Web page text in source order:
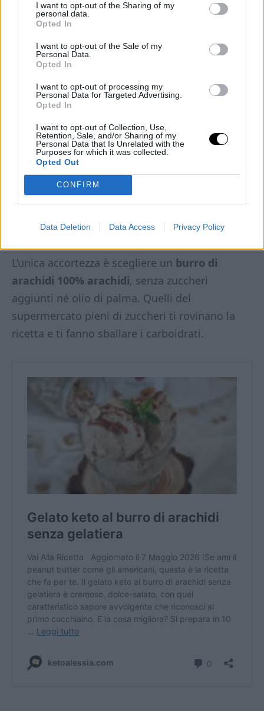
I want to opt-out of the Sharing of my
personal data.
Opted In
I want to opt-out of the Sale of my
Personal Data.
Opted In
I want to opt-out of processing my
Personal Data for Targeted Advertising.
Opted In
I want to opt-out of Collection, Use,
Retention, Sale, and/or Sharing of my
Personal Data that Is Unrelated with the
Purposes for which it was collected.
Opted Out
CONFIRM
Data Deletion Data Access Privacy Policy
4. Gelato keto al burro di
arachidi
Ricco, denso, con quella nota tostata del burro
d’arachidi che lo rende quasi da pasticceria
americana. Anche questo è
preparazione più 2 ore di freezer.
L’unica accortezza è scegliere un burro di
arachidi 100% arachidi, senza zuccheri
aggiunti né olio di palma. Quelli del
supermercato pieni di zuccheri ti rovinano la
ricetta e ti fanno sballare i carboidrati.